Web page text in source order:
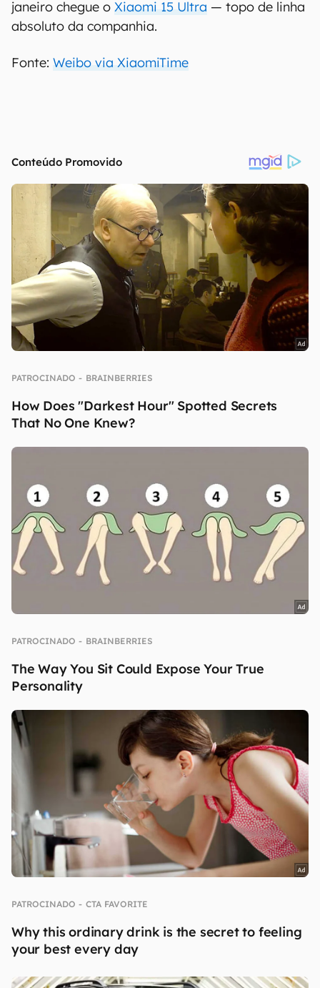
janeiro chegue o Xiaomi 15 Ultra — topo de linha
absoluto da companhia.
Fonte: Weibo via XiaomiTime